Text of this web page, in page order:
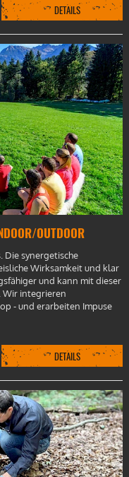
DETAILS
OUTDOOR
Die synergetische
Wirksamkeit und klar
und kann mit dieser
Wir integrieren
- und erarbeiten Impuse
DETAILS